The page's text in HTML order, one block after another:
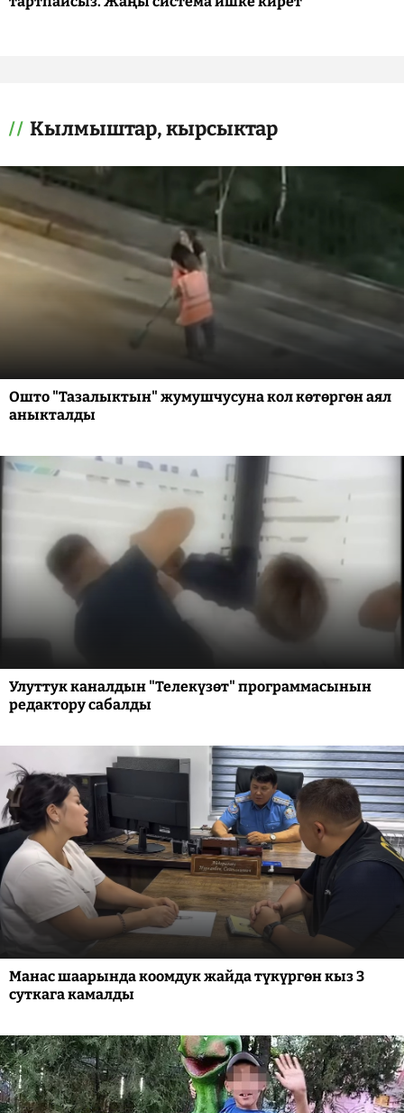
Кылмыштар, кырсыктар
Ошто "Тазалыктын" жумушчусуна кол көтөргөн аял
аныкталды
Улуттук каналдын "Телекүзөт" программасынын
редактору сабалды
Манас шаарында коомдук жайда түкүргөн кыз 3
суткага камалды